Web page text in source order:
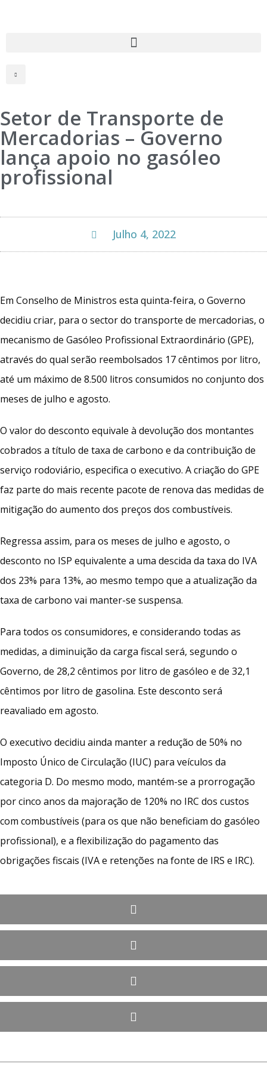
Setor de Transporte de
Mercadorias – Governo
lança apoio no gasóleo
profissional
Julho 4, 2022
Em Conselho de Ministros esta quinta-feira, o Governo
decidiu criar, para o sector do transporte de mercadorias, o
mecanismo de Gasóleo Profissional Extraordinário (GPE),
através do qual serão reembolsados 17 cêntimos por litro,
até um máximo de 8.500 litros consumidos no conjunto dos
meses de julho e agosto.
O valor do desconto equivale à devolução dos montantes
cobrados a título de taxa de carbono e da contribuição de
serviço rodoviário, especifica o executivo. A criação do GPE
faz parte do mais recente pacote de renova das medidas de
mitigação do aumento dos preços dos combustíveis.
Regressa assim, para os meses de julho e agosto, o
desconto no ISP equivalente a uma descida da taxa do IVA
dos 23% para 13%, ao mesmo tempo que a atualização da
taxa de carbono vai manter-se suspensa.
Para todos os consumidores, e considerando todas as
medidas, a diminuição da carga fiscal será, segundo o
Governo, de 28,2 cêntimos por litro de gasóleo e de 32,1
cêntimos por litro de gasolina. Este desconto será
reavaliado em agosto.
O executivo decidiu ainda manter a redução de 50% no
Imposto Único de Circulação (IUC) para veículos da
categoria D. Do mesmo modo, mantém-se a prorrogação
por cinco anos da majoração de 120% no IRC dos custos
com combustíveis (para os que não beneficiam do gasóleo
profissional), e a flexibilização do pagamento das
obrigações fiscais (IVA e retenções na fonte de IRS e IRC).